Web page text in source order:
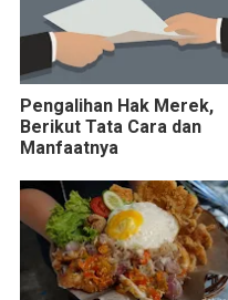
Pengalihan Hak Merek,
Berikut Tata Cara dan
Manfaatnya